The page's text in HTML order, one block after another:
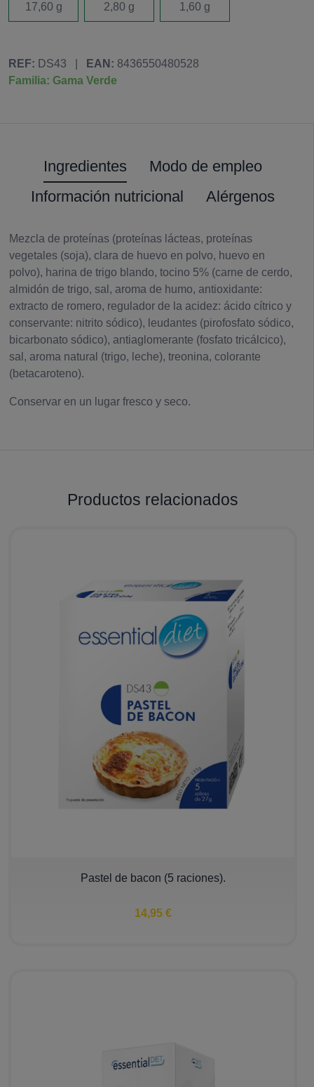
17,60 g 2,80 g 1,60 g
REF: DS43 EAN: 8436550480528
Familia: Gama Verde
Ingredientes
Modo de empleo
Información nutricional
Alérgenos
Mezcla de proteínas (proteínas lácteas, proteínas
vegetales (soja), clara de huevo en polvo, huevo en
polvo), harina de trigo blando, tocino 5% (carne de cerdo,
almidón de trigo, sal, aroma de humo, antioxidante:
extracto de romero, regulador de la acidez: ácido cítrico y
conservante: nitrito sódico), leudantes (pirofosfato sódico,
bicarbonato sódico), antiaglomerante (fosfato tricálcico),
sal, aroma natural (trigo, leche), treonina, colorante
(betacaroteno).
Conservar en un lugar fresco y seco.
Productos relacionados
Pastel de bacon (5 raciones).
14,95 €